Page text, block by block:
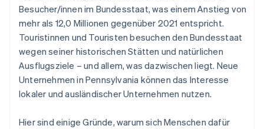
Besucher/innen im Bundesstaat, was einem Anstieg von
mehr als 12,0 Millionen gegenüber 2021 entspricht.
Touristinnen und Touristen besuchen den Bundesstaat
wegen seiner historischen Stätten und natürlichen
Ausflugsziele – und allem, was dazwischen liegt. Neue
Unternehmen in Pennsylvania können das Interesse
lokaler und ausländischer Unternehmen nutzen.
Hier sind einige Gründe, warum sich Menschen dafür